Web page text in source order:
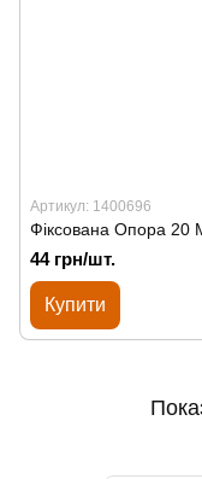
Артикул: 1400696
Фіксована Опора 20
44 грн/шт.
Купити